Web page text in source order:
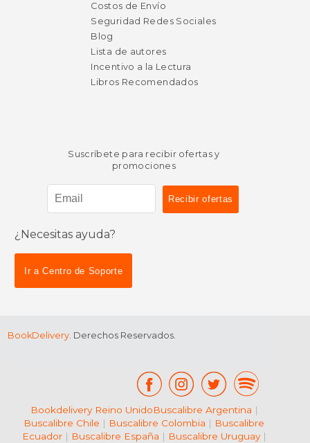
dcto. $ 170.00
Costos de Envío
Seguridad Redes Sociales
Blog
Lista de autores
Incentivo a la Lectura
Libros Recomendados
Suscríbete para recibir ofertas y
promociones
¿Necesitas ayuda?
Ir a Centro de Soporte
BookDelivery. Derechos Reservados.
Bookdelivery Reino UnidoBuscalibre Argentina |
Buscalibre Chile | Buscalibre Colombia | Buscalibre
Ecuador| Buscalibre España | Buscalibre Uruguay|